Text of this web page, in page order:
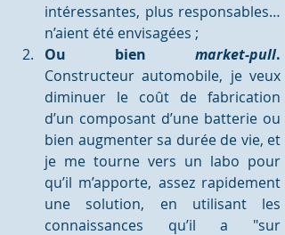
intéressantes, plus responsables…
n’aient été envisagées ;
Ou bien market-pull.
Constructeur automobile, je veux
diminuer le coût de fabrication
d’un composant d’une batterie ou
bien augmenter sa durée de vie, et
je me tourne vers un labo pour
qu’il m’apporte, assez rapidement
une solution, en utilisant les
connaissances qu’il a "sur